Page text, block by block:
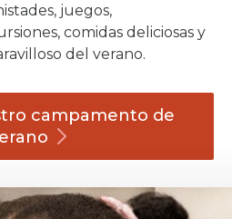
juegos,
comidas deliciosas y
del verano.
campamento de